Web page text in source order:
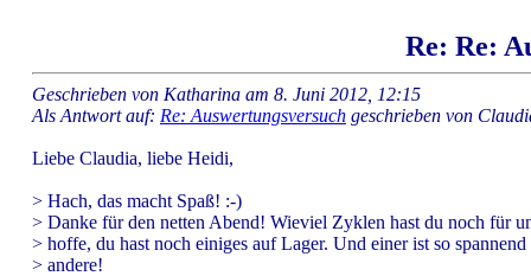
Re: Re:
Geschrieben von Katharina am 8. Juni 2012, 12:15
Als Antwort auf: Re: Auswertungsversuch geschrieben von
Liebe Claudia, liebe Heidi,
> Hach, das macht Spaß! :-)
> Danke für den netten Abend! Wieviel Zyklen hast du noch für
> hoffe, du hast noch einiges auf Lager. Und einer ist so
> andere!